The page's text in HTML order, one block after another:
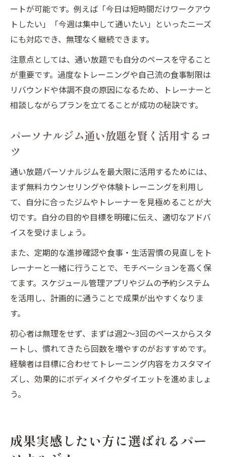
ートが可能です。例えば「今日は短時間だけワークアウ
トしたい」「今週は集中して通いたい」といったニーズ
にも対応でき、無理なく継続できます。
注意点としては、通い放題でも自分のペースを守ること
が重要です。過度なトレーニングや自己流の食事制限は
リバウンドや体調不良の原因になるため、トレーナーと
相談しながらプランを立てることが成功の秘訣です。
パーソナルジム通い放題を賢く活用するコ
ツ
通い放題パーソナルジムを最大限に活用するためには、
まず無料カウンセリングや体験トレーニングを利用し
て、自分に合ったジムやトレーナーを見極めることが大
切です。自分の目的や目標を明確に伝え、適切なアドバ
イスを受けましょう。
また、定期的な進捗確認や食事・生活習慣の見直しをト
レーナーと一緒に行うことで、モチベーションを高く保
てます。スケジュール管理アプリやジムの予約システム
を活用し、計画的に通うことで成果が出やすくなりま
す。
初心者は無理をせず、まずは週2〜3回のペースからスタ
ートし、慣れてきたら回数を増やすのがおすすめです。
経験者は目標に合わせてトレーニング内容をカスタマイ
ズし、効果的にボディメイクやダイエットを進めましょ
う。
成果実感したい方に選ばれるパー